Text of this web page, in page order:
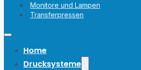
Monitore und Lampen
Transferpressen
Home
Drucksysteme